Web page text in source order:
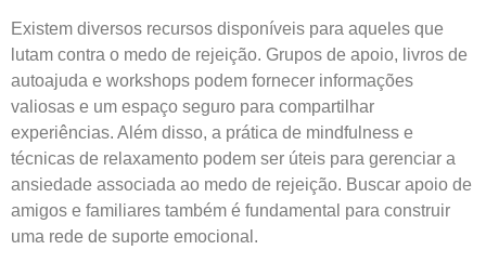
Existem diversos recursos disponíveis para aqueles que
lutam contra o medo de rejeição. Grupos de apoio, livros de
autoajuda e workshops podem fornecer informações
valiosas e um espaço seguro para compartilhar
experiências. Além disso, a prática de mindfulness e
técnicas de relaxamento podem ser úteis para gerenciar a
ansiedade associada ao medo de rejeição. Buscar apoio de
amigos e familiares também é fundamental para construir
uma rede de suporte emocional.